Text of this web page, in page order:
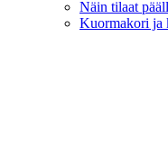
Näin tilaat
Kuormakori ja